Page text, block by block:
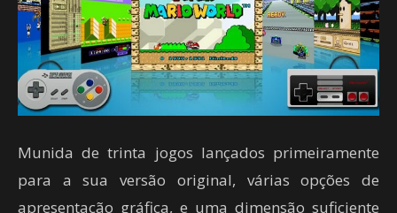
Munida de trinta jogos lançados primeiramente
para a sua versão original, várias opções de
apresentação gráfica, e uma dimensão suficiente